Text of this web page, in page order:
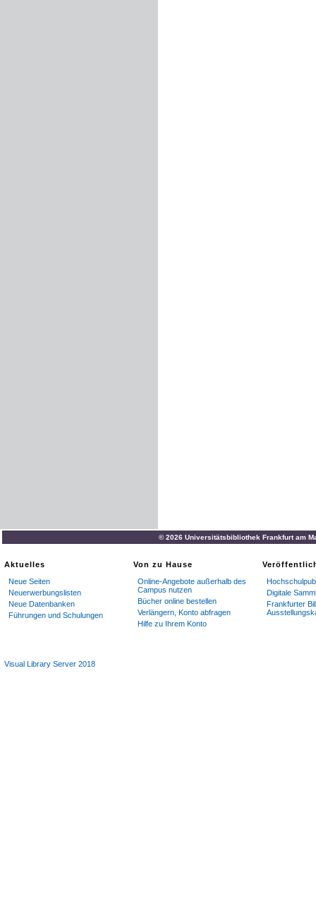
© 2026 Universitätsbibliothek Frankfurt am
Aktuelles
Neue Seiten
Neuerwerbungslisten
Neue Datenbanken
Führungen und Schulungen
Von zu Hause
Online-Angebote außerhalb des
Campus nutzen
Bücher online bestellen
Verlängern, Konto abfragen
Hilfe zu Ihrem Konto
Digitale
Frankfurter
Visual Library Server 2018